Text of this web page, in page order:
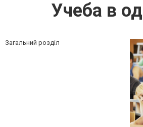
Учеба в
Загальний розділ